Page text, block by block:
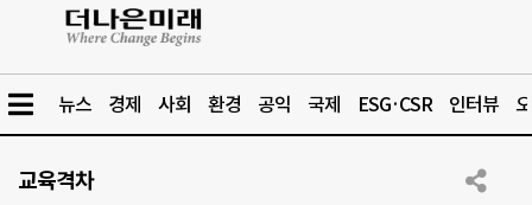
뉴스 경제 사회 환경 공익 국제 ESG·CSR 인터뷰
교육격차